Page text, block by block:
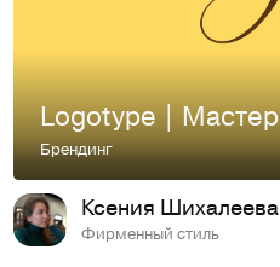
Брендинг
Ксения Шихалеева
Фирменный стиль